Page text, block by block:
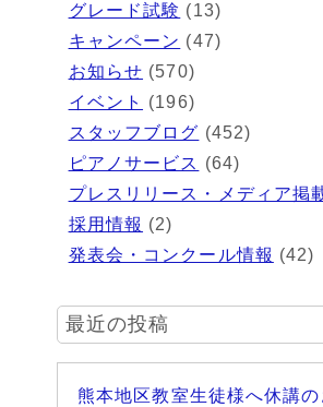
グレード試験 (13)
キャンペーン (47)
お知らせ (570)
イベント
(196)
スタッフブログ (452)
ピアノサービス (64)
プレスリリース・メディア掲
採用情報 (2)
発表会・コンクール情報 (42)
最近の投稿
熊本地区教室生徒様へ休講